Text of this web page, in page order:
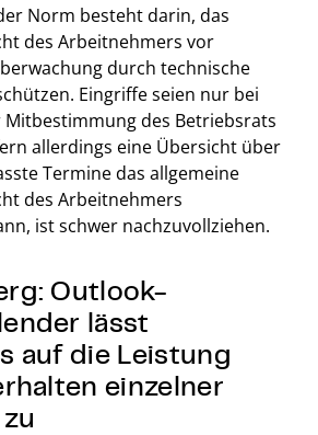
Norm besteht darin, das
des Arbeitnehmers vor
durch technische
Eingriffe seien nur bei
des Betriebsrats
allerdings eine Übersicht über
Termine das allgemeine
des Arbeitnehmers
ist schwer nachzuvollziehen.
Outlook-
lässt
auf die Leistung
einzelner